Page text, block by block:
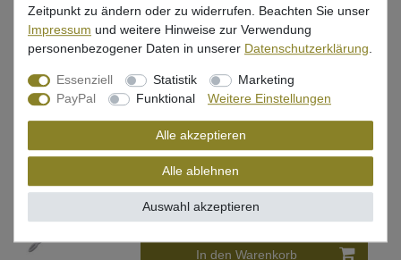
Angelmesser
UVP 16,95 €
11,60 € *
In den Warenkorb
Paladin Fischtöter mit Klinge &
Hakenlöser
7,15 € *
In den Warenkorb
Zeitpunkt zu ändern oder zu widerrufen. Beachten Sie unser
Impressum und weitere Hinweise zur Verwendung
personenbezogener Daten in unserer Daten­schutz­erklärung
Essenziell Statistik
Marketing
PayPal
Funktional Weitere Einstellungen
Alle akzeptieren
Alle ablehnen
Auswahl akzeptieren